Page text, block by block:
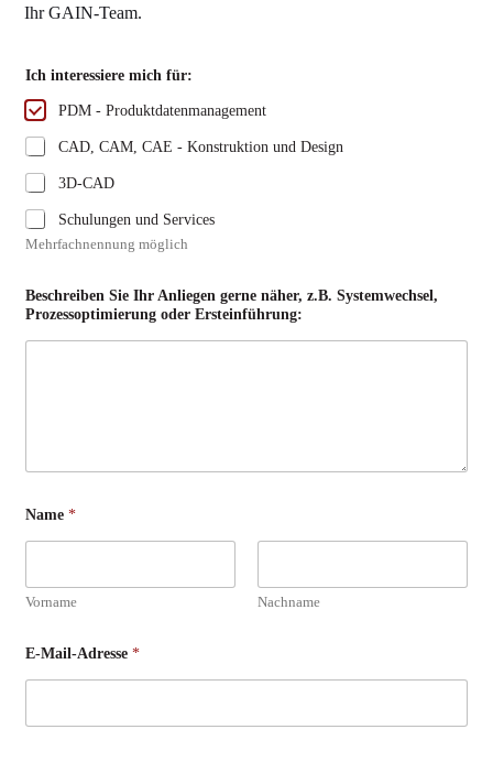
Ihr GAIN-Team.
Ich interessiere mich für:
PDM - Produktdatenmanagement
CAD, CAM, CAE - Konstruktion und Design
3D-CAD
Schulungen und Services
Mehrfachnennung möglich
Beschreiben Sie Ihr Anliegen gerne näher, z.B. Systemwechsel,
Prozessoptimierung oder Ersteinführung:
Name*
Vorname Nachname
E-Mail-Adresse*